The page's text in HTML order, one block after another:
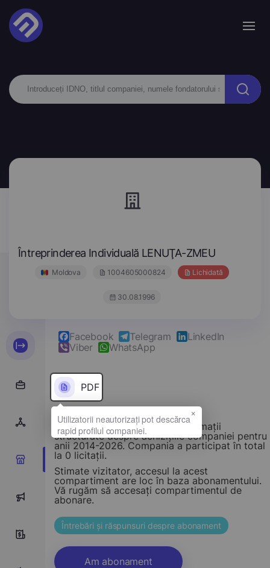
Întreprinderea Individuală LENUŢA-ZMEU
Moldova 1004605000824 Lichidată
30.08.1996
0
0
0
Facebook Telegram
LinkedIn
Viber
WhatsApp
PDF
Acest compartiment oferă informații
structurate despre achizițiile companiei pentru
anii 2014-2026. Compania a participat în total
la 0 licitații.
Stimate vizitator, accesul la acest
compartiment are loc în baza abonamentului.
Vă rugăm să accesați compartimentul de
abonare.
Întrebări și răspunsuri despre abonament
Am abonament
×